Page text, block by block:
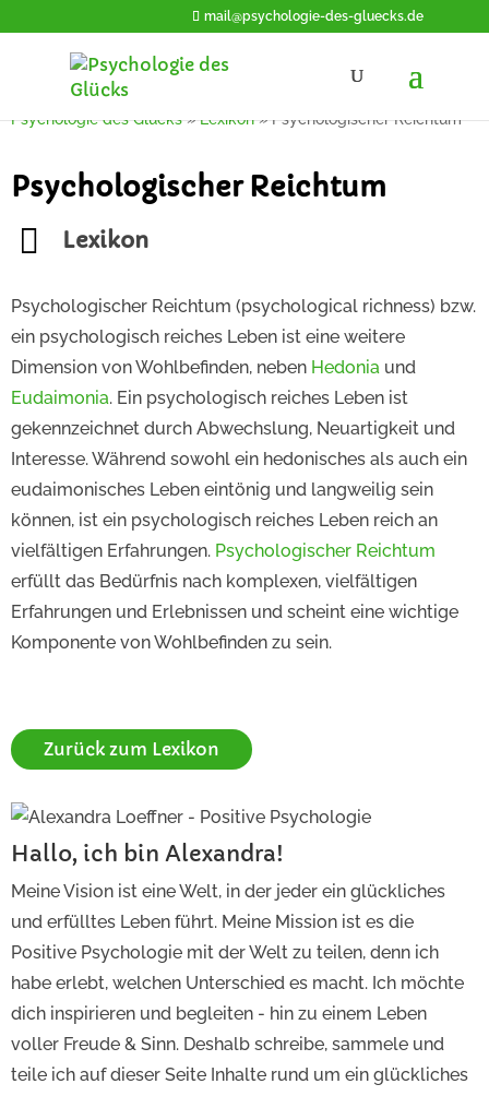
mail@psychologie-des-gluecks.de
Psychologie des Glücks»Lexikon»Psychologischer Reichtum
Psychologischer Reichtum
Lexikon
Psychologischer Reichtum (psychological richness) bzw.
ein psychologisch reiches Leben ist eine weitere
Dimension von Wohlbefinden, neben Hedonia und
Eudaimonia. Ein psychologisch reiches Leben ist
gekennzeichnet durch Abwechslung, Neuartigkeit und
Interesse. Während sowohl ein hedonisches als auch ein
eudaimonisches Leben eintönig und langweilig sein
können, ist ein psychologisch reiches Leben reich an
vielfältigen Erfahrungen. Psychologischer Reichtum
erfüllt das Bedürfnis nach komplexen, vielfältigen
Erfahrungen und Erlebnissen und scheint eine wichtige
Komponente von Wohlbefinden zu sein.
Zurück zum Lexikon
Hallo, ich bin Alexandra!
Meine Vision ist eine Welt, in der jeder ein glückliches
und erfülltes Leben führt. Meine Mission ist es die
Positive Psychologie mit der Welt zu teilen, denn ich
habe erlebt, welchen Unterschied es macht. Ich möchte
dich inspirieren und begleiten - hin zu einem Leben
voller Freude & Sinn. Deshalb schreibe, sammele und
teile ich auf dieser Seite Inhalte rund um ein glückliches